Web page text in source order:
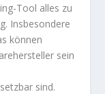
Tool alles zu
Insbesondere
können
sein
sind.